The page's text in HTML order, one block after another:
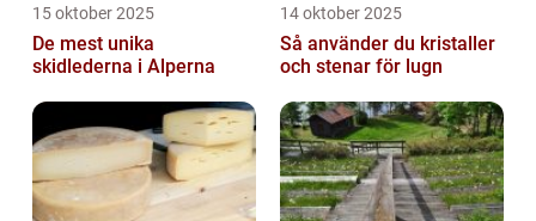
15 oktober 2025
De mest unika
skidlederna i Alperna
14 oktober 2025
Så använder du kristaller
och stenar för lugn